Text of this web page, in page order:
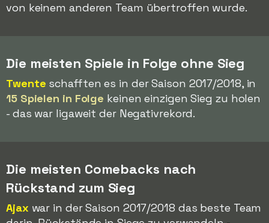
von keinem anderen Team übertroffen wurde.
Die meisten Spiele in Folge ohne Sieg
Twente schafften es in der Saison 2017/2018, in
15 Spielen in Folge keinen einzigen Sieg zu holen
- das war ligaweit der Negativrekord.
Die meisten Comebacks nach
Rückstand zum Sieg
Ajax war in der Saison 2017/2018 das beste Team